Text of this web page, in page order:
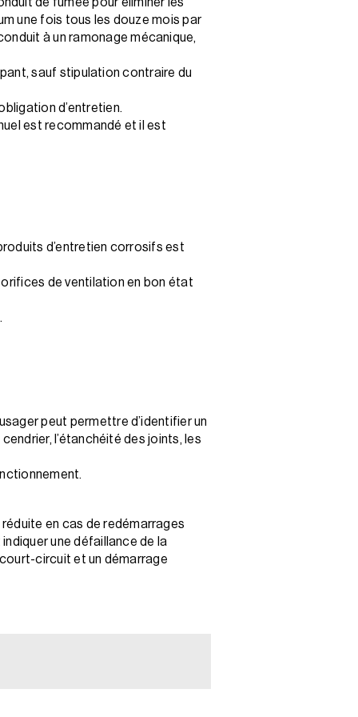
une fois tous les douze mois par
à un ramonage mécanique,
sauf stipulation contraire du
d’entretien.
est recommandé et il est
d’entretien corrosifs est
de ventilation en bon état
peut permettre d’identifier un
l’étanchéité des joints, les
réduite en cas de redémarrages
indiquer une défaillance de la
circuit et un démarrage